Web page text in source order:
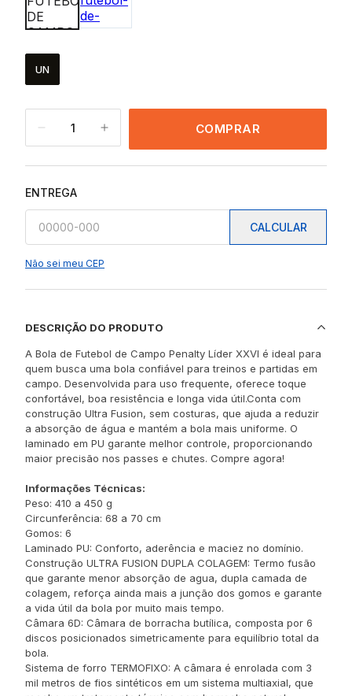
UN
1 COMPRAR
ENTREGA
CALCULAR
Não sei meu CEP
DESCRIÇÃO DO PRODUTO
A Bola de Futebol de Campo Penalty Líder XXVI é ideal para
quem busca uma bola confiável para treinos e partidas em
campo. Desenvolvida para uso frequente, oferece toque
confortável, boa resistência e longa vida útil.Conta com
construção Ultra Fusion, sem costuras, que ajuda a reduzir
a absorção de água e mantém a bola mais uniforme. O
laminado em PU garante melhor controle, proporcionando
maior precisão nos passes e chutes. Compre agora!
Informações Técnicas:
Peso: 410 a 450 g
Circunferência: 68 a 70 cm
Gomos: 6
Laminado PU: Conforto, aderência e maciez no domínio.
Construção ULTRA FUSION DUPLA COLAGEM: Termo fusão
que garante menor absorção de agua, dupla camada de
colagem, reforça ainda mais a junção dos gomos e garante
a vida útil da bola por muito mais tempo.
Câmara 6D: Câmara de borracha butílica, composta por 6
discos posicionados simetricamente para equilíbrio total da
bola.
Sistema de forro TERMOFIXO: A câmara é enrolada com 3
mil metros de fios sintéticos em um sistema multiaxial, que